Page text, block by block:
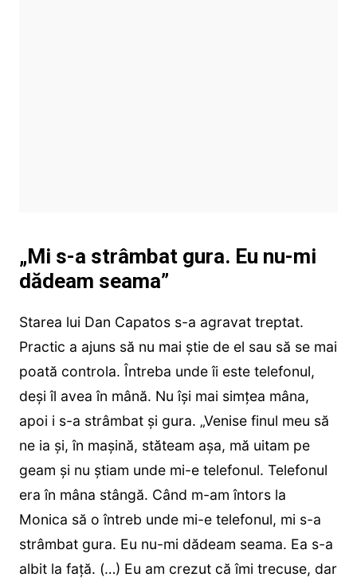
„Mi s-a strâmbat gura. Eu nu-mi
dădeam seama”
Starea lui Dan Capatos s-a agravat treptat.
Practic a ajuns să nu mai știe de el sau să se mai
poată controla. Întreba unde îi este telefonul,
deși îl avea în mână. Nu își mai simțea mâna,
apoi i s-a strâmbat și gura. „Venise finul meu să
ne ia și, în mașină, stăteam așa, mă uitam pe
geam și nu știam unde mi-e telefonul. Telefonul
era în mâna stângă. Când m-am întors la
Monica să o întreb unde mi-e telefonul, mi s-a
strâmbat gura. Eu nu-mi dădeam seama. Ea s-a
albit la față. (…) Eu am crezut că îmi trecuse, dar